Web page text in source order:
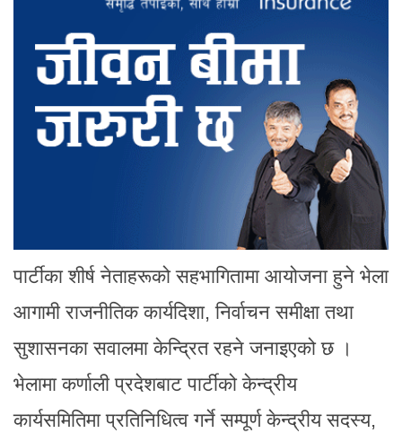
पार्टीका शीर्ष नेताहरूको सहभागितामा आयोजना हुने भेला
आगामी राजनीतिक कार्यदिशा, निर्वाचन समीक्षा तथा
सुशासनका सवालमा केन्द्रित रहने जनाइएको छ ।
भेलामा कर्णाली प्रदेशबाट पार्टीको केन्द्रीय
कार्यसमितिमा प्रतिनिधित्व गर्ने सम्पूर्ण केन्द्रीय सदस्य,